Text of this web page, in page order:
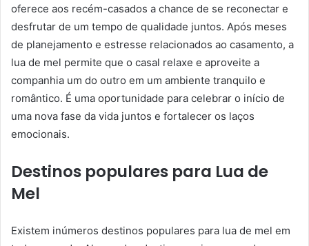
oferece aos recém-casados ​​a chance de se reconectar e
desfrutar de um tempo de qualidade juntos. Após meses
de planejamento e estresse relacionados ao casamento, a
lua de mel permite que o casal relaxe e aproveite a
companhia um do outro em um ambiente tranquilo e
romântico. É uma oportunidade para celebrar o início de
uma nova fase da vida juntos e fortalecer os laços
emocionais.
Destinos populares para Lua de
Mel
Existem inúmeros destinos populares para lua de mel em